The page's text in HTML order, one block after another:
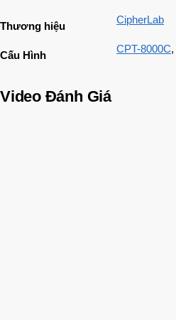
Thương hiệu
CipherLab
Cấu Hình
CPT-8000C,
Video Đánh Giá